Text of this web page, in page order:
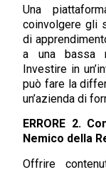
Una
coinvolgere gli
di
a una bassa
Investire in
può fare la
un’azienda di
ERRORE 2.
Nemico della
Offrire